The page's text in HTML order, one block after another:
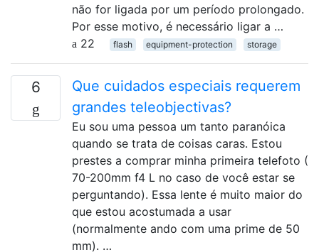
não for ligada por um período prolongado.
Por esse motivo, é necessário ligar a …
22
flash equipment-protection storage
6
Que cuidados especiais requerem
grandes teleobjectivas?
Eu sou uma pessoa um tanto paranóica
quando se trata de coisas caras. Estou
prestes a comprar minha primeira telefoto (
70-200mm f4 L no caso de você estar se
perguntando). Essa lente é muito maior do
que estou acostumada a usar
(normalmente ando com uma prime de 50
mm). …